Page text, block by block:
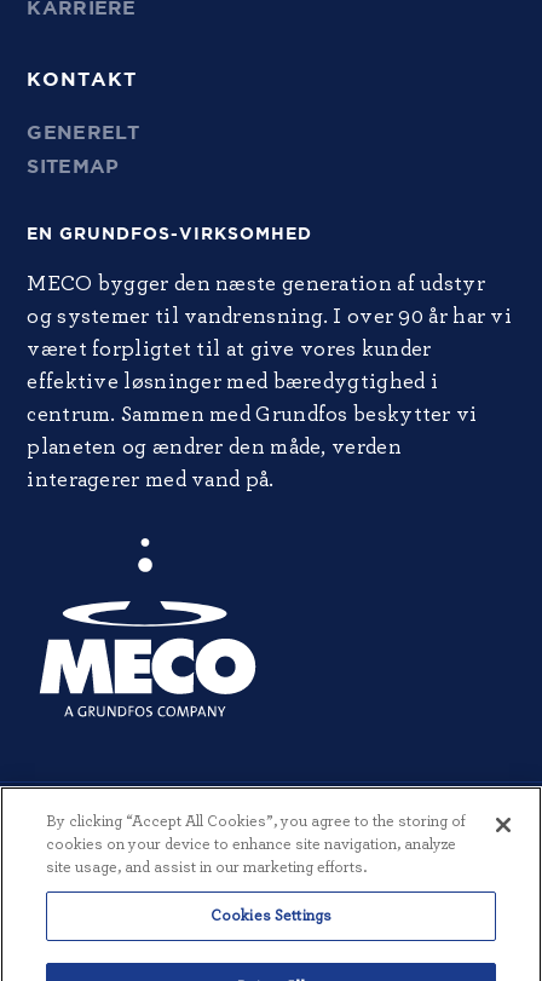
KARRIERE
KONTAKT
GENERELT
SITEMAP
EN GRUNDFOS-VIRKSOMHED
MECO bygger den næste generation af udstyr
og systemer til vandrensning. I over 90 år har vi
været forpligtet til at give vores kunder
effektive løsninger med bæredygtighed i
centrum. Sammen med Grundfos beskytter vi
planeten og ændrer den måde, verden
interagerer med vand på.
© 2026 MECO INCORPORATED. ALLE RETTIGHEDER FORBEHOLDES.
VILKÅR OG BETINGELSER | PRIVATLIVSPOLITIK
THREESIXTYEIGHT
By clicking “Accept All Cookies”, you agree to the storing of
cookies on your device to enhance site navigation, analyze
site usage, and assist in our marketing efforts.
Cookies Settings